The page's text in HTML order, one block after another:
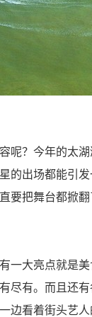
呢？今年的太
的出场都能引
要把舞台都掀
一大亮点就是
尽有。而且还
边看着街头艺